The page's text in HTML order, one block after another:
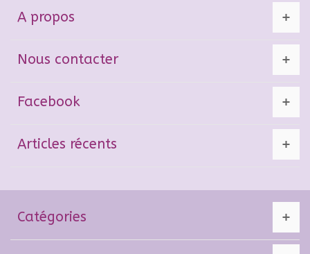
A propos
Nous contacter
Facebook
Articles récents
Catégories